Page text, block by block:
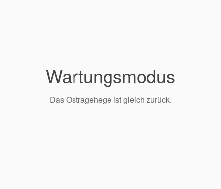
Wartungsmodus
Das Ostragehege ist gleich zurück.